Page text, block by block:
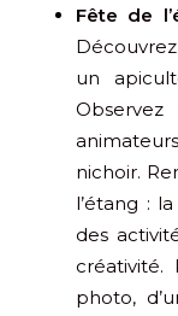
Fête de
un
Observez
nichoir.
l’étang :
des
créativité.
photo,